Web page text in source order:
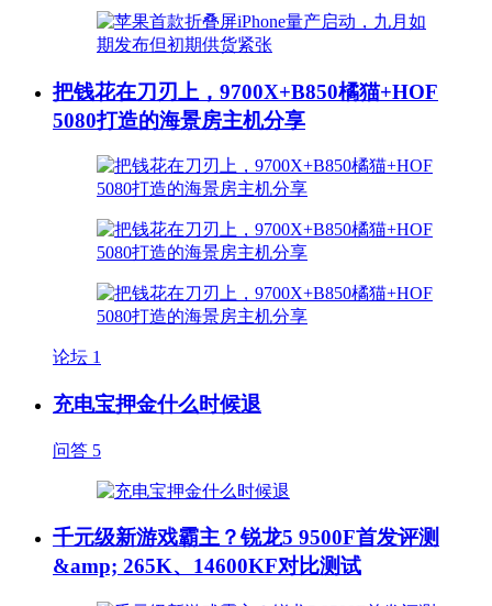
把钱花在刀刃上，9700X+B850橘猫+HOF
5080打造的海景房主机分享
论坛 1
充电宝押金什么时候退
问答 5
千元级新游戏霸主？锐龙5 9500F首发评测
&amp; 265K、14600KF对比测试